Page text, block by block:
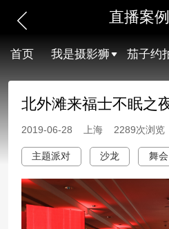
直播案
首页 我是摄影狮 茄子约
北外滩来福士不眠之
2019-06-28 上海 2289次浏览
主题派对 沙龙 舞会